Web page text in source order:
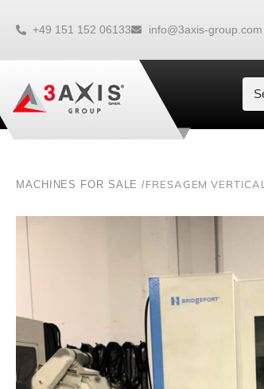
+49 151 152 06133 info@3axis-group.com
MACHINES FOR SALE /FRESAGEM VERTICAL